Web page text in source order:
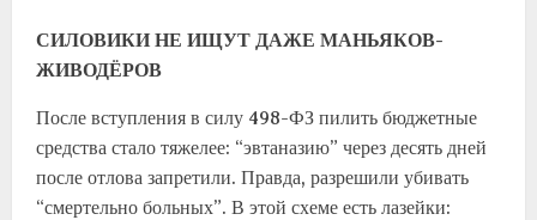
СИЛОВИКИ НЕ ИЩУТ ДАЖЕ МАНЬЯКОВ-
ЖИВОДЁРОВ
После вступления в силу 498-ФЗ пилить бюджетные
средства стало тяжелее: “эвтаназию” через десять дней
после отлова запретили. Правда, разрешили убивать
“смертельно больных”. В этой схеме есть лазейки: